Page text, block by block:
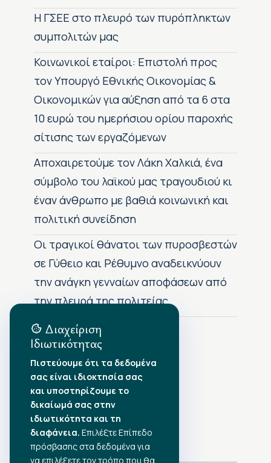
H ΓΣΕΕ στο πλευρό των πυρόπληκτων
συμπολιτών μας
Κοινωνικοί εταίροι: Επιστολή προς
τον Υπουργό Εθνικής Οικονομίας &
Οικονομικών για αύξηση από τα 6 στα
10 ευρώ του ημερήσιου ορίου παροχής
σίτισης των εργαζόμενων
Αποχαιρετούμε τον Λάκη Χαλκιά, ένα
σύμβολο του λαϊκού μας τραγουδιού κι
έναν άνθρωπο με βαθιά κοινωνική και
πολιτική συνείδηση
Οι τραγικοί θάνατοι των πυροσβεστών
σε Γύθειο και Ρέθυμνο αναδεικνύουν
την ανάγκη γενναίων αποφάσεων από
την πλευρά της πολιτείας
Αρχείο Δημοσιεύσεων
•Αύγουστος 2026
•Ιούλιος 2026
•Ιούνιος 2026
•Μάιος 2026
•Απρίλιος 2026
•Μάρτιος 2026
Διαχείριση
Ιδιωτικότητας
Πιστεύουμε ότι τα δεδομένα
σας είναι ιδιοκτησία σας
και υποστηρίζουμε το
δικαίωμά σας στην
ιδιωτικότητα και τη
διαφάνεια. Επιλέξτε Επίπεδο
πρόσβασης στα δεδομένα για
να επιλέξετε τον τρόπο που θα